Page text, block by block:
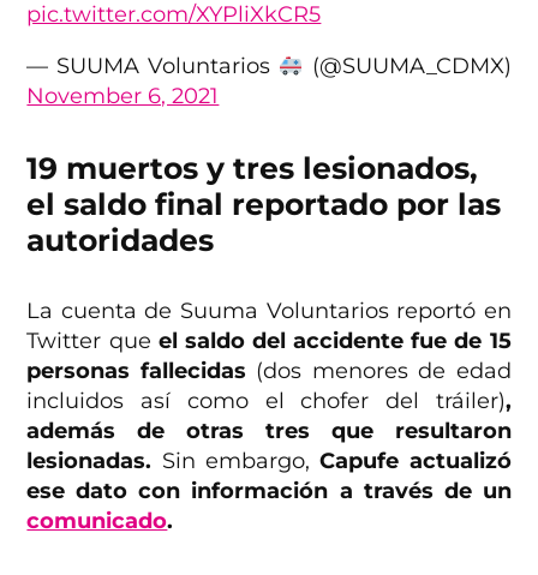
pic.twitter.com/XYPliXkCR5
— SUUMA Voluntarios
(@SUUMA_CDMX)
November 6, 2021
19 muertos y tres lesionados,
el saldo final reportado por las
autoridades
La cuenta de Suuma Voluntarios reportó en
Twitter que el saldo del accidente fue de 15
personas fallecidas (dos menores de edad
incluidos así como el chofer del tráiler),
además de otras tres que resultaron
lesionadas. Sin embargo,Capufe actualizó
ese dato con información a través de un
comunicado.